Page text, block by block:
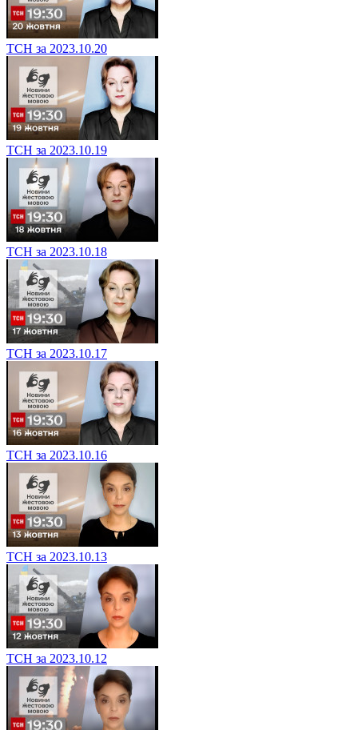
ТСН за 2023.10.20
ТСН за 2023.10.19
ТСН за 2023.10.18
ТСН за 2023.10.17
ТСН за 2023.10.16
ТСН за 2023.10.13
ТСН за 2023.10.12